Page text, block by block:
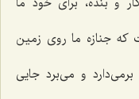
جنازه ما روی زمین
و می‌برد جایی